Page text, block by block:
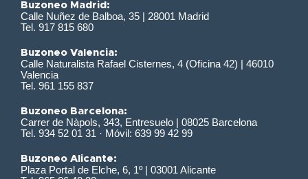
Buzoneo Madrid:
Calle Nuñez de Balboa, 35 | 28001 Madrid
Tel. 917 815 680
Buzoneo Valencia:
Calle Naturalista Rafael Cisternes, 4 (Oficina 42) | 46010
Valencia
Tel. 961 155 837
Buzoneo Barcelona:
Carrer de Nàpols, 343, Entresuelo | 08025 Barcelona
Tel. 934 52 01 31 · Móvil: 639 99 42 99
Buzoneo Alicante:
Plaza Portal de Elche, 6, 1º | 03001 Alicante